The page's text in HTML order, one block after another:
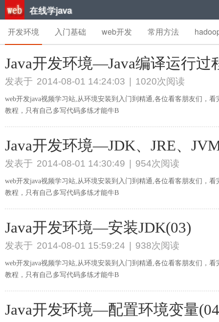
在线学java
开发环境 入门基础 web开发 常用方法
Java开发环境—Java编译运行过
发表于 2014-08-01 14:24:03 1020次阅读
web开发java视频学习站,从环境安装到入门到精通,各位看客朋友们，
教程，只有自己多写代码多练才能牛B
Java开发环境—JDK、JRE、
发表于 2014-08-01 14:30:49 954次阅读
web开发java视频学习站,从环境安装到入门到精通,各位看客朋友们，
教程，只有自己多写代码多练才能牛B
Java开发环境—安装JDK(03)
发表于 2014-08-01 15:59:24 938次阅读
web开发java视频学习站,从环境安装到入门到精通,各位看客朋友们，
教程，只有自己多写代码多练才能牛B
Java开发环境—配置环境变量